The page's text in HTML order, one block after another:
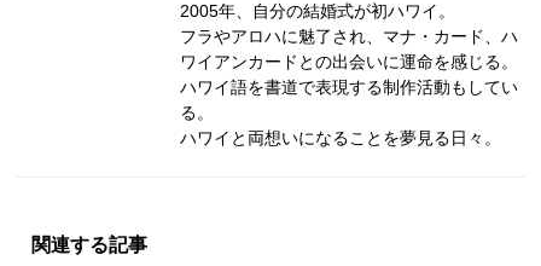
2005年、自分の結婚式が初ハワイ。
フラやアロハに魅了され、マナ・カード、ハ
ワイアンカードとの出会いに運命を感じる。
ハワイ語を書道で表現する制作活動もしてい
る。
ハワイと両想いになることを夢見る日々。
関連する記事